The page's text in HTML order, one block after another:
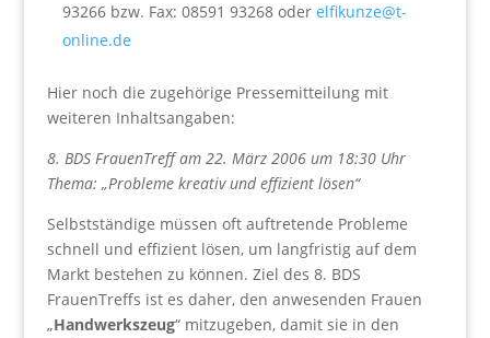
93266 bzw. Fax: 08591 93268 oder elfikunze@t-
online.de
Hier noch die zugehörige Pressemitteilung mit
weiteren Inhaltsangaben:
8. BDS FrauenTreff am 22. März 2006 um 18:30 Uhr
Thema: „Probleme kreativ und effizient lösen“
Selbstständige müssen oft auftretende Probleme
schnell und effizient lösen, um langfristig auf dem
Markt bestehen zu können. Ziel des 8. BDS
FrauenTreffs ist es daher, den anwesenden Frauen
„Handwerkszeug“ mitzugeben, damit sie in den